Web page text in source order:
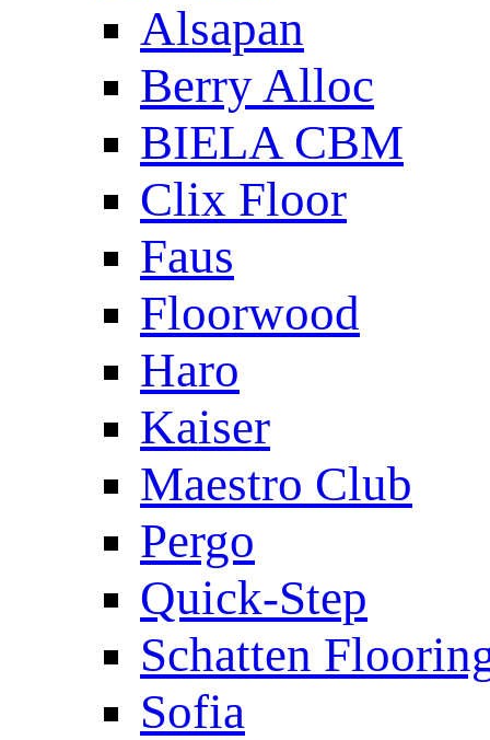
Alsapan
Berry Alloc
BIELA CBM
Clix Floor
Faus
Floorwood
Haro
Kaiser
Maestro Club
Pergo
Quick-Step
Schatten
Sofia